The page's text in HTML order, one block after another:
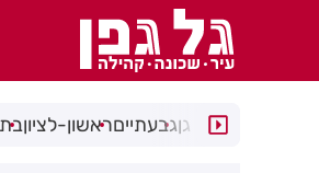
רמת גןגבעתייםראשון-לציון